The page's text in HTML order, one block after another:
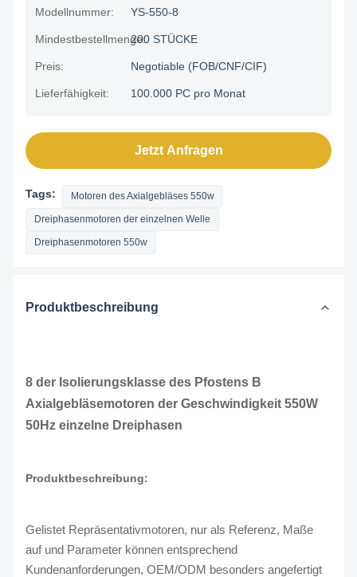
Modellnummer: YS-550-8
Mindestbestellmenge:200 STÜCKE
Preis: Negotiable (FOB/CNF/CIF)
Lieferfähigkeit: 100.000 PC pro Monat
Jetzt Anfragen
Tags: Motoren des Axialgebläses 550w
Dreiphasenmotoren der einzelnen Welle
Dreiphasenmotoren 550w
Produktbeschreibung
8 der Isolierungsklasse des Pfostens B
Axialgebläsemotoren der Geschwindigkeit 550W
50Hz einzelne Dreiphasen
Produktbeschreibung:
Gelistet Repräsentativmotoren, nur als Referenz, Maße
auf und Parameter können entsprechend
Kundenanforderungen, OEM/ODM besonders angefertigt